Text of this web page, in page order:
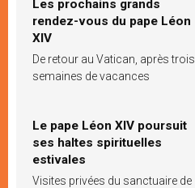
Les prochains grands
rendez-vous du pape Léon
XIV
De retour au Vatican, après trois
semaines de vacances
Le pape Léon XIV poursuit
ses haltes spirituelles
estivales
Visites privées du sanctuaire de